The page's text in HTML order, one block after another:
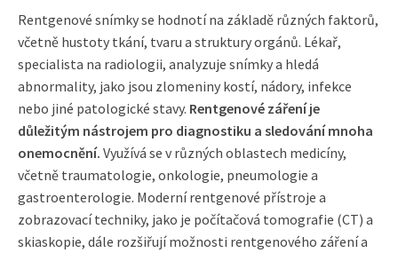
Rentgenové snímky se hodnotí na základě různých faktorů,
včetně hustoty tkání, tvaru a struktury orgánů. Lékař,
specialista na radiologii, analyzuje snímky a hledá
abnormality, jako jsou zlomeniny kostí, nádory, infekce
nebo jiné patologické stavy. Rentgenové záření je
důležitým nástrojem pro diagnostiku a sledování mnoha
onemocnění. Využívá se v různých oblastech medicíny,
včetně traumatologie, onkologie, pneumologie a
gastroenterologie. Moderní rentgenové přístroje a
zobrazovací techniky, jako je počítačová tomografie (CT) a
skiaskopie, dále rozšiřují možnosti rentgenového záření a